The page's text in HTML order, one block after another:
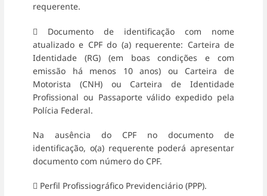
requerente.
 Documento de identificação com nome
atualizado e CPF do (a) requerente: Carteira de
Identidade (RG) (em boas condições e com
emissão há menos 10 anos) ou Carteira de
Motorista (CNH) ou Carteira de Identidade
Profissional ou Passaporte válido expedido pela
Polícia Federal.
Na ausência do CPF no documento de
identificação, o(a) requerente poderá apresentar
documento com número do CPF.
 Perfil Profissiográfico Previdenciário (PPP).